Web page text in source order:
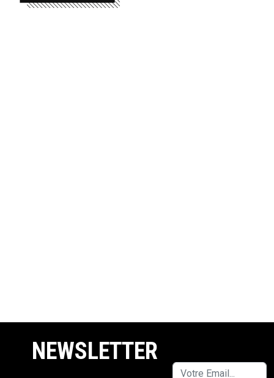
NEWSLETTER